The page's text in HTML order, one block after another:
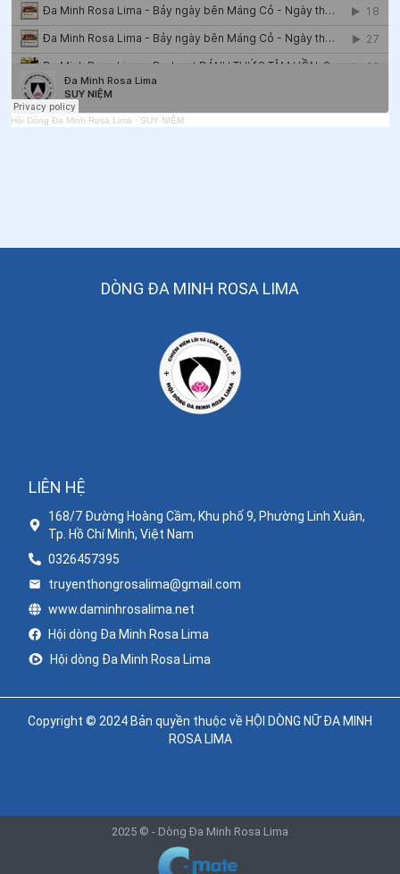
Hội Dòng Đa Minh Rosa Lima · SUY NIỆM
DÒNG ĐA MINH ROSA LIMA
LIÊN HỆ
168/7 Đường Hoàng Cầm, Khu phố 9, Phường Linh Xuân,
Tp. Hồ Chí Minh, Việt Nam
0326457395
truyenthongrosalima@gmail.com
www.daminhrosalima.net
Hội dòng Đa Minh Rosa Lima
Hội dòng Đa Minh Rosa Lima
Copyright © 2024 Bản quyền thuộc về HỘI DÒNG NỮ ĐA MINH
ROSA LIMA
2025 © - Dòng Đa Minh Rosa Lima